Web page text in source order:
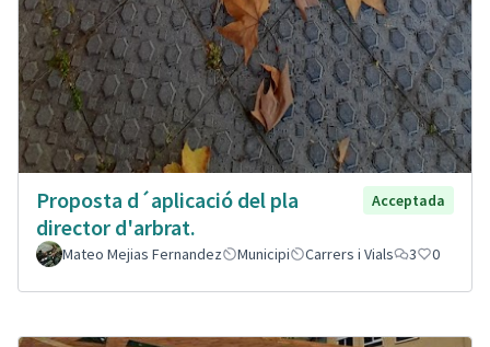
Proposta d´aplicació del pla
director d'arbrat.
Acceptada
Mateo Mejias Fernandez Municipi Carrers i Vials 3 0